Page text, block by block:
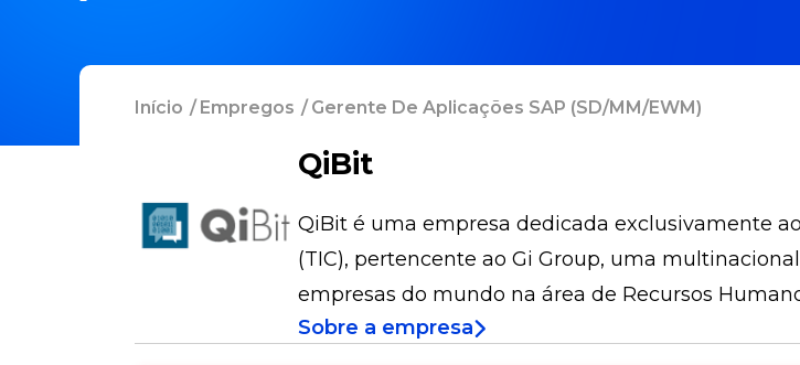
Início /Empregos / Gerente De Aplicações SAP (SD/MM/EWM)
QiBit
QiBit é uma empresa dedicada exclusivamente
(TIC), pertencente ao Gi Group, uma
empresas do mundo na área de Recursos
Sobre a empresa